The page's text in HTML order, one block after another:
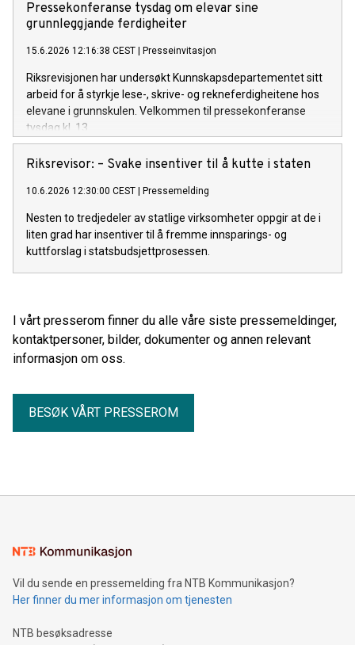
Pressekonferanse tysdag om elevar sine
grunnleggjande ferdigheiter
15.6.2026 12:16:38 CEST Presseinvitasjon
Riksrevisjonen har undersøkt Kunnskapsdepartementet sitt
arbeid for å styrkje lese-, skrive- og rekneferdigheitene hos
elevane i grunnskulen. Velkommen til pressekonferanse
tysdag kl. 13.
Riksrevisor: – Svake insentiver til å kutte i staten
10.6.2026 12:30:00 CEST Pressemelding
Nesten to tredjedeler av statlige virksomheter oppgir at de i
liten grad har insentiver til å fremme innsparings- og
kuttforslag i statsbudsjettprosessen.
I vårt presserom finner du alle våre siste pressemeldinger,
kontaktpersoner, bilder, dokumenter og annen relevant
informasjon om oss.
BESØK VÅRT PRESSEROM
Vil du sende en pressemelding fra NTB Kommunikasjon?
Her finner du mer informasjon om tjenesten
NTB besøksadresse